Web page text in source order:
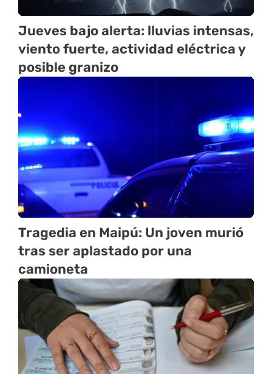
Jueves bajo alerta: lluvias intensas,
viento fuerte, actividad eléctrica y
posible granizo
Tragedia en Maipú: Un joven murió
tras ser aplastado por una
camioneta